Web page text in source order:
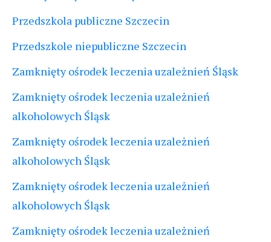
Przedszkola publiczne Szczecin
Przedszkole niepubliczne Szczecin
Zamknięty ośrodek leczenia uzależnień Śląsk
Zamknięty ośrodek leczenia uzależnień
alkoholowych Śląsk
Zamknięty ośrodek leczenia uzależnień
alkoholowych Śląsk
Zamknięty ośrodek leczenia uzależnień
alkoholowych Śląsk
Zamknięty ośrodek leczenia uzależnień